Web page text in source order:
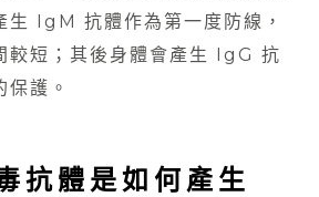
生 IgM 抗體作為第一度防線，
較短；其後身體會產生 IgG 抗
護。
抗體是如何產生